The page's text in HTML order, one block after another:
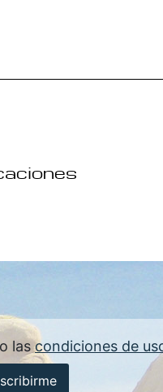
lascondiciones de